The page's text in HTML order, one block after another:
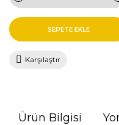
SEPETE EKLE
Karşılaştır
Ürün Bilgisi